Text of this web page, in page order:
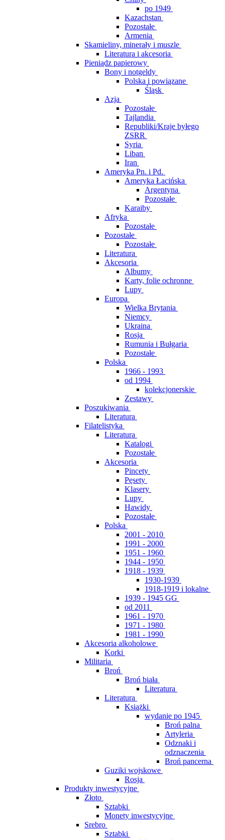
po 1949
Kazachstan
Pozostałe
Armenia
Skamieliny, minerały i muszle
Literatura i akcesoria
Pieniądz papierowy
Bony i notgeldy
Polska i powiązane
Śląsk
Azja
Pozostałe
Tajlandia
Republiki/Kraje byłego
ZSRR
Syria
Liban
Iran
Ameryka Pn. i Pd.
Ameryka Łacińska
Argentyna
Pozostałe
Karaiby
Afryka
Pozostałe
Pozostałe
Pozostałe
Literatura
Akcesoria
Albumy
Karty, folie ochronne
Lupy
Europa
Wielka Brytania
Niemcy
Ukraina
Rosja
Rumunia i Bułgaria
Pozostałe
Polska
1966 - 1993
od 1994
kolekcjonerskie
Zestawy
Poszukiwania
Literatura
Filatelistyka
Literatura
Katalogi
Pozostałe
Akcesoria
Pincety
Pęsety
Klasery
Lupy
Hawidy
Pozostałe
Polska
2001 - 2010
1991 - 2000
1951 - 1960
1944 - 1950
1918 - 1939
1930-1939
1918-1919 i lokalne
1939 - 1945 GG
od 2011
1961 - 1970
1971 - 1980
1981 - 1990
Akcesoria alkoholowe
Korki
Militaria
Broń
Broń biała
Literatura
Literatura
Książki
wydanie po 1945
Broń palna
Artyleria
Odznaki i
odznaczenia
Broń pancerna
Guziki wojskowe
Rosja
Produkty inwestycyjne
Złoto
Sztabki
Monety inwestycyjne
Srebro
Sztabki